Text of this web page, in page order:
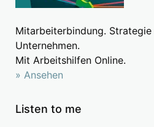
Mitarbeiterbindung.
Unternehmen.
Mit Arbeitshilfen Online.
» Ansehen
Listen to me